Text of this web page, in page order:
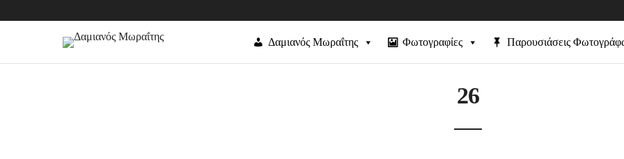
Δαμιανός Μωραΐτης Φωτογραφίες Παρουσιάσεις
26